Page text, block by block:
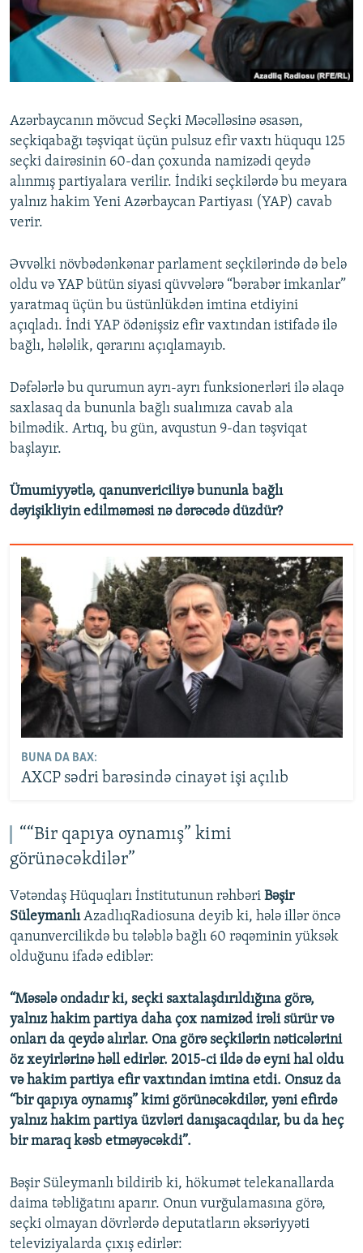
İNFOQRAFIKA
KARIKATURA
AZƏRBAYCAN ƏDƏBIYYATI KITABXANASI
İSLAM VƏ DEMOKRATIYA
İZ - MƏDƏNIYYƏT PROQRAMI
MISSIYAMIZ
PEŞƏ ETIKASI VƏ JURNALISTIKA STANDARTLARIMIZ
MATERIALLARIMIZDAN ISTIFADƏ
BIZIMLƏ ƏLAQƏ
XƏBƏR BÜLLETENLƏRIMIZ
BIZI IZLƏ
Azərbaycanın mövcud Seçki Məcəlləsinə əsasən,
seçkiqabağı təşviqat üçün pulsuz efir vaxtı hüququ 125
seçki dairəsinin 60-dan çoxunda namizədi qeydə
alınmış partiyalara verilir. İndiki seçkilərdə bu meyara
yalnız hakim Yeni Azərbaycan Partiyası (YAP) cavab
verir.
Əvvəlki növbədənkənar parlament seçkilərində də belə
oldu və YAP bütün siyasi qüvvələrə “bərabər imkanlar”
yaratmaq üçün bu üstünlükdən imtina etdiyini
açıqladı. İndi YAP ödənişsiz efir vaxtından istifadə ilə
bağlı, hələlik, qərarını açıqlamayıb.
Dəfələrlə bu qurumun ayrı-ayrı funksionerləri ilə əlaqə
saxlasaq da bununla bağlı sualımıza cavab ala
bilmədik. Artıq, bu gün, avqustun 9-dan təşviqat
başlayır.
Ümumiyyətlə, qanunvericiliyə bununla bağlı
dəyişikliyin edilməməsi nə dərəcədə düzdür?
BUNA DA BAX:
AXCP sədri barəsində cinayət işi açılıb
““Bir qapıya oynamış” kimi
görünəcəkdilər”
Vətəndaş Hüquqları İnstitutunun rəhbəri Bəşir
SüleymanlıAzadlıqRadiosuna deyib ki, hələ illər öncə
qanunvercilikdə bu tələblə bağlı 60 rəqəminin yüksək
olduğunu ifadə ediblər:
“Məsələ ondadır ki, seçki saxtalaşdırıldığına görə,
yalnız hakim partiya daha çox namizəd irəli sürür və
onları da qeydə alırlar. Ona görə seçkilərin nəticələrini
öz xeyirlərinə həll edirlər. 2015-ci ildə də eyni hal oldu
və hakim partiya efir vaxtından imtina etdi. Onsuz da
“bir qapıya oynamış” kimi görünəcəkdilər, yəni efirdə
yalnız hakim partiya üzvləri danışacaqdılar, bu da heç
bir maraq kəsb etməyəcəkdi”.
Bəşir Süleymanlı bildirib ki, hökumət telekanallarda
daima təbliğatını aparır. Onun vurğulamasına görə,
seçki olmayan dövrlərdə deputatların əksəriyyəti
televiziyalarda çıxış edirlər: